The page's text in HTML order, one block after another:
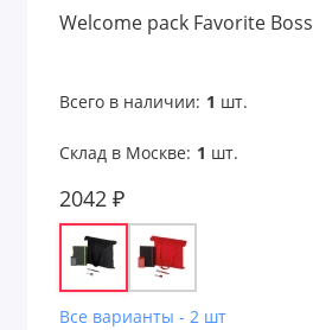
Калькуляторы
Карабины и держатели
Кодовые замки
Конфеты, сладости, печенье
Кофе и чай
Welcome pack Favorite Boss
Всего в наличии: 1 шт.
Склад в Москве: 1 шт.
2042 ₽
Все варианты - 2 шт